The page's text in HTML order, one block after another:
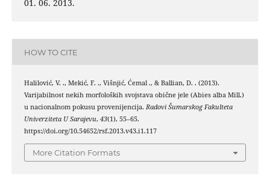
01. 06. 2013.
HOW TO CITE
Halilović, V. ., Mekić, F. ., Višnjić, Ćemal ., & Ballian, D. . (2013).
Varijabilnost nekih morfoloških svojstava obične jele (Abies alba Mill.)
u nacionalnom pokusu provenijencija. Radovi Šumarskog Fakulteta
Univerziteta U Sarajevu, 43(1), 55–65.
https://doi.org/10.54652/rsf.2013.v43.i1.117
More Citation Formats